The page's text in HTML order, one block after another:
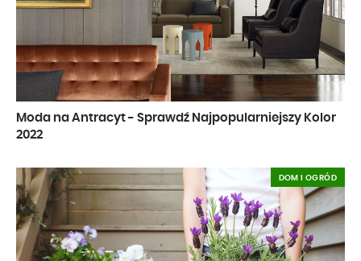
Moda na Antracyt - Sprawdź Najpopularniejszy Kolor
2022
DOM I OGRÓD